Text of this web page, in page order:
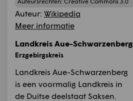
Auteur: Wikipedia
Meer informatie
Landkreis Aue-Schwarzenberg
Erzgebirgskreis
Landkreis Aue-Schwarzenberg
is een voormalig Landkreis in
de Duitse deelstaat Saksen.